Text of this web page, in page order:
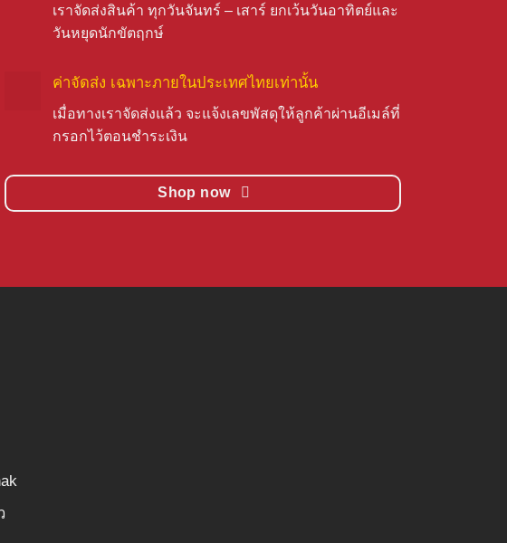
เราจัดส่งสินค้า ทุกวันจันทร์ – เสาร์ ยกเว้นวันอาทิตย์และ
วันหยุดนักขัตฤกษ์
ค่าจัดส่ง เฉพาะภายในประเทศไทยเท่านั้น
เมื่อทางเราจัดส่งแล้ว จะแจ้งเลขพัสดุให้ลูกค้าผ่านอีเมล์ที่
กรอกไว้ตอนชำระเงิน
Shop now